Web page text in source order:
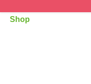
Shop